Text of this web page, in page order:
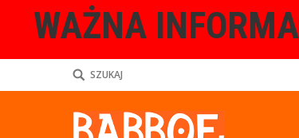
WAŻNA
SZUKAJ